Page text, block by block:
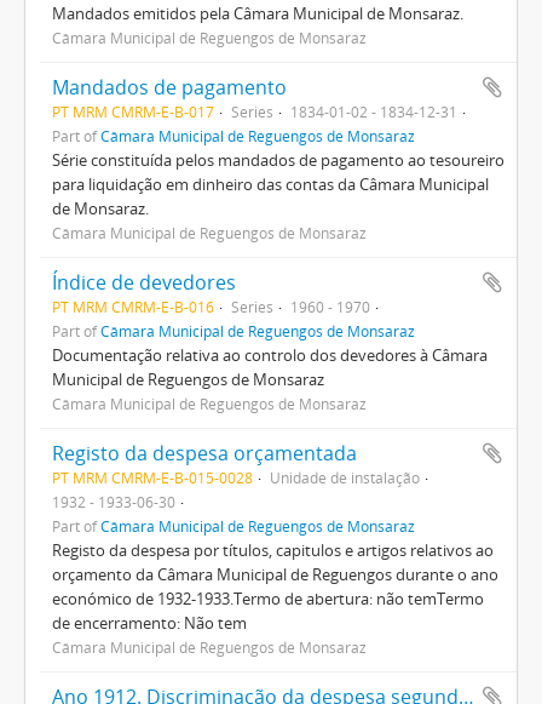
Mandados emitidos pela Câmara Municipal de Monsaraz.
Câmara Municipal de Reguengos de Monsaraz
Mandados de pagamento
PT MRM CMRM-E-B-017 Series
1834-01-02 - 1834-12-31
Part ofCâmara Municipal de Reguengos de Monsaraz
Série constituída pelos mandados de pagamento ao tesoureiro
para liquidação em dinheiro das contas da Câmara Municipal
de Monsaraz.
Câmara Municipal de Reguengos de Monsaraz
Índice de devedores
PT MRM CMRM-E-B-016 Series
1960 - 1970
Part ofCâmara Municipal de Reguengos de Monsaraz
Documentação relativa ao controlo dos devedores à Câmara
Municipal de Reguengos de Monsaraz
Câmara Municipal de Reguengos de Monsaraz
Registo da despesa orçamentada
PT MRM CMRM-E-B-015-0028
Unidade de instalação
1932 - 1933-06-30
Part ofCâmara Municipal de Reguengos de Monsaraz
Registo da despesa por títulos, capitulos e artigos relativos ao
orçamento da Câmara Municipal de Reguengos durante o ano
económico de 1932-1933.Termo de abertura: não temTermo
de encerramento: Não tem
Câmara Municipal de Reguengos de Monsaraz
Ano 1912. Discriminação da despesa segundo os orçamentos deste ano